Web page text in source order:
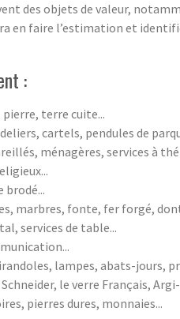
des objets de valeur,
en faire l’estimation et
:
terre cuite...
cartels, pendules de
ménagères, services à
brodé...
marbres, fonte, fer forgé,
services de table...
lampes, abats-jours,
le verre Français,
pierres dures, monnaies...